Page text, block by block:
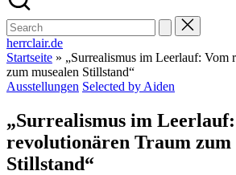
Search
for:
herrclair.de
Startseite » „Surrealismus im Leerlauf: Vom
zum musealen Stillstand“
Posted
Ausstellungen Selected by Aiden
„Surrealismus im
revolutionären Traum zum
Stillstand“